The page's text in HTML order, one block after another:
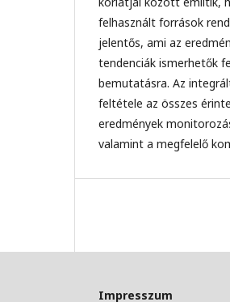
felhasznált források
jelentős, ami az
tendenciák ismerhetők
bemutatásra. Az
feltétele az összes
eredmények
valamint a megfelelő
Impresszum